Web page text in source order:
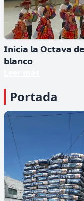
𝗜𝗻𝗶𝗰𝗶𝗮 𝗹𝗮 𝗢𝗰𝘁𝗮𝘃𝗮
𝗯𝗹𝗮𝗻𝗰𝗼
Portada
𝗲𝗻 Á𝗳𝗿𝗶𝗰𝗮
▪️𝙀𝙡 𝙥𝙧𝙞𝙢𝙖𝙩𝙚 𝙛𝙪𝙚
𝘿𝙚𝙢𝙤𝙘𝙧á𝙩𝙞𝙘𝙖